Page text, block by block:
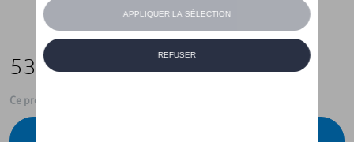
530,00 €
Ce produit n'est actuellement pas de stock